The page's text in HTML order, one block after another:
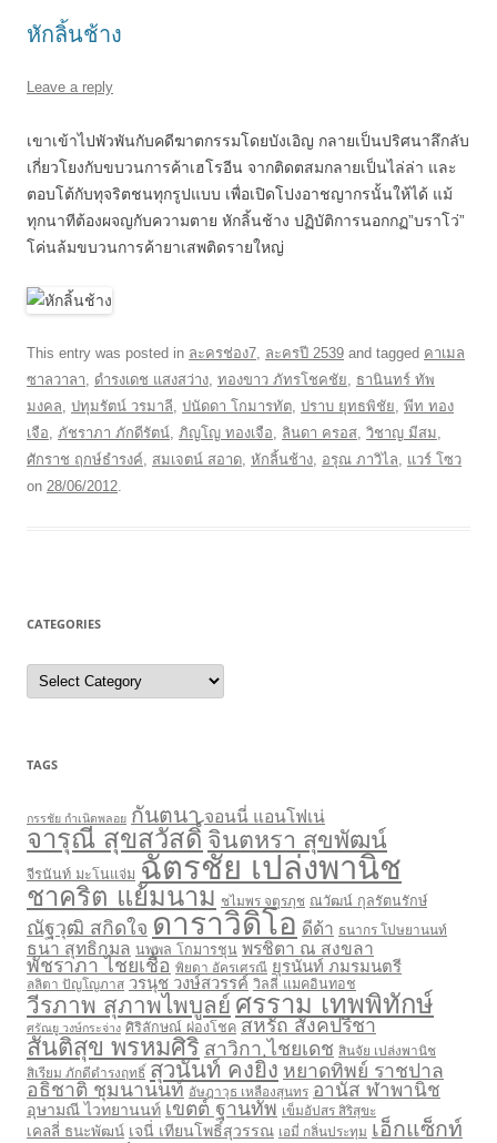
หักลิ้นช้าง
Leave a reply
เขาเข้าไปพัวพันกับคดีฆาตกรรมโดยบังเอิญ กลายเป็นปริศนาลึกลับ
เกี่ยวโยงกับขบวนการค้าเฮโรอีน จากติดตสมกลายเป็นไล่ล่า และ
ตอบโต้กับทุจริตชนทุกรูปแบบ เพื่อเปิดโปงอาชญากรนั้นให้ได้ แม้
ทุกนาทีต้องผจญกับความตาย หักลิ้นช้าง ปฏิบัติการนอกกฏ”บราโว่”
โค่นล้มขบวนการค้ายาเสพติดรายใหญ่
This entry was posted in ละครช่อง7, ละครปี 2539 and tagged คาเมล
ซาลวาลา, ดำรงเดช แสงสว่าง, ทองขาว ภัทรโชคชัย, ธานินทร์ ทัพ
มงคล, ปทุมรัตน์ วรมาลี, ปนัดดา โกมารทัต, ปราบ ยุทธพิชัย, พีท ทอง
เจือ, ภัชราภา ภักดีรัตน์, ภิญโญ ทองเจือ, ลินดา ครอส, วิชาญ มีสม,
ศักราช ฤกษ์ธำรงค์, สมเจตน์ สอาด, หักลิ้นช้าง, อรุณ ภาวิไล, แวร์ โซว
on 28/06/2012.
CATEGORIES
Categories
TAGS
กรรชัย กำเนิดพลอย กันตนา จอนนี่ แอนโฟเน่
จารุณี สุขสวัสดิ์ จินตหรา สุขพัฒน์
จีรนันท์ มะโนแจ่ม ฉัตรชัย เปล่งพานิช
ชาคริต แย้มนาม ชไมพร จตุรภุช ณวัฒน์ กุลรัตนรักษ์
ณัฐวุฒิ สกิดใจ ดาราวิดิโอ ดีด้า ธนากร โปษยานนท์
ธนา สุทธิกมล นพพล โกมารชุน พรชิตา ณ สงขลา
พัชราภา ไชยเชื้อ พิยดา อัครเศรณี ยุรนันท์ ภมรมนตรี
ลลิตา ปัญโญภาส วรนุช วงษ์สวรรค์ วิลลี่ แมคอินทอช
วีรภาพ สุภาพไพบูลย์ ศรราม เทพพิทักษ์
ศรัณยู วงษ์กระจ่าง ศิริลักษณ์ ผ่องโชค สหรัถ สังคปรีชา
สันติสุข พรหมศิริ สาวิกา ไชยเดช สินจัย เปล่งพานิช
สิเรียม ภักดีดำรงฤทธิ์ สุวนันท์ คงยิ่ง หยาดทิพย์ ราชปาล
อธิชาติ ชุมนานนท์ อัษฎาวุธ เหลืองสุนทร อานัส ฬาพานิช
อุษามณี ไวทยานนท์ เขตต์ ฐานทัพ เข็มอัปสร สิริสุขะ
เคลลี่ ธนะพัฒน์ เจนี่ เทียนโพธิ์สุวรรณ เอมี่ กลิ่นประทุม เอ็กแซ็กท์